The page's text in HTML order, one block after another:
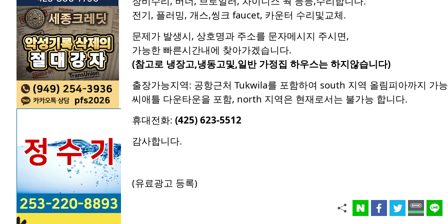
전기, 플러밍, 개스,씽크 faucet, 카운터 수리및교체.
문제가 발생시, 상호명과 주소를 문자메시지 주시면,
가능한 빠른시간내에 찾아가겠습니다.
(참고로 냉장고,냉동고및,일반 가정집 하우스는 하지않습니다)
출장가능지역: 공항근처 Tukwila를 포함하여 south 지역 올림피아까지 가
씨애틀 다운타운을 포함, north 지역은 현재로서는 불가능 합니다.
휴대전화: (425) 623-5512
감사합니다.
(유료광고 등록)